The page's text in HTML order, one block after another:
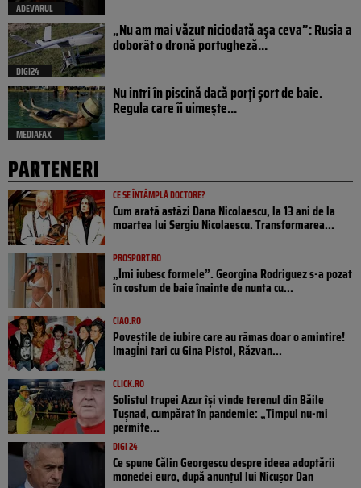
ADEVARUL
DIGI24
„Nu am mai văzut niciodată așa ceva”: Rusia a
doborât o dronă portugheză...
MEDIAFAX
Nu intri în piscină dacă porți șort de baie.
Regula care îi uimește...
PARTENERI
CE SE ÎNTÂMPLĂ DOCTORE?
Cum arată astăzi Dana Nicolaescu, la 13 ani de la
moartea lui Sergiu Nicolaescu. Transformarea...
PROSPORT.RO
„Îmi iubesc formele”. Georgina Rodriguez s-a pozat
în costum de baie înainte de nunta cu...
CIAO.RO
Poveştile de iubire care au rămas doar o amintire!
Imagini tari cu Gina Pistol, Răzvan...
CLICK.RO
Solistul trupei Azur își vinde terenul din Băile
Tușnad, cumpărat în pandemie: „Timpul nu-mi
permite...
DIGI 24
Ce spune Călin Georgescu despre ideea adoptării
monedei euro, după anunțul lui Nicușor Dan